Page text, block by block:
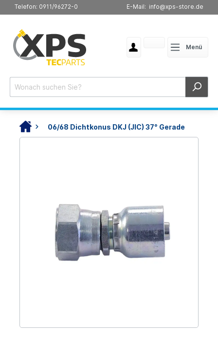
Telefon: 0911/96272-0 E-Mail: info@xps-store.de
Menü
06/68 Dichtkonus DKJ (JIC) 37° Gerade